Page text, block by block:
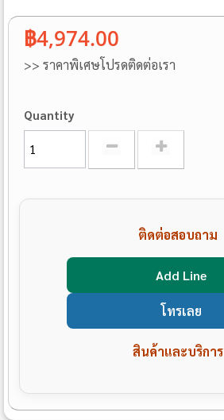
฿4,974.00
>> ราคาพิเศษโปรดติดต่อเรา
Quantity
ติดต่อสอบถาม
Add Line
โทรเลย
สินค้าและบริการ